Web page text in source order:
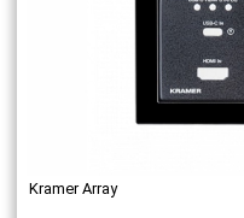
Kramer Array